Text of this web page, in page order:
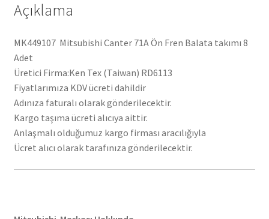
Açıklama
MK449107 Mitsubishi Canter 71A Ön Fren Balata takımı 8
Adet
Üretici Firma:Ken Tex (Taiwan) RD6113
Fiyatlarımıza KDV ücreti dahildir
Adınıza faturalı olarak gönderilecektir.
Kargo taşıma ücreti alıcıya aittir.
Anlaşmalı olduğumuz kargo firması aracılığıyla
Ücret alıcı olarak tarafınıza gönderilecektir.